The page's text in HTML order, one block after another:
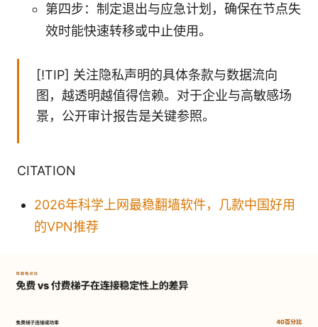
第四步：制定退出与应急计划，确保在节点失
效时能快速转移或中止使用。
[!TIP] 关注隐私声明的具体条款与数据流向
图，越透明越值得信赖。对于企业与高敏感场
景，公开审计报告是关键参照。
CITATION
2026年科学上网最稳翻墙软件，几款中国好用
的VPN推荐